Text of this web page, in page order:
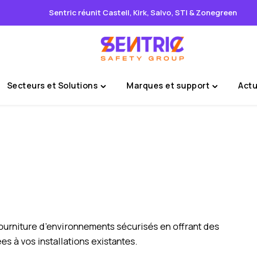
Sentric réunit Castell, Kirk, Salvo, STI & Zonegreen
Secteurs et Solutions
Toggle
Marques et support
Toggle
d’environnements sécurisés en offrant des
à vos installations existantes.